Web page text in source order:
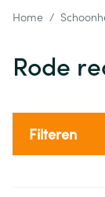
Home /
Rode
Filteren